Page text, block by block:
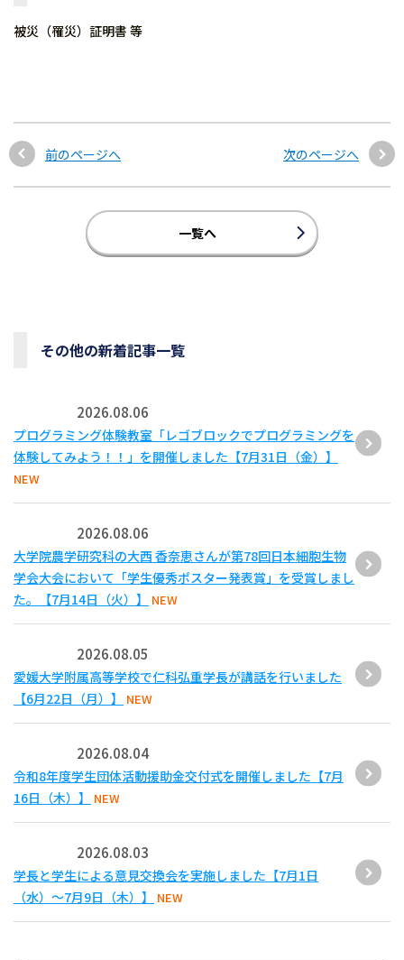
被災（罹災）証明書 等
前のページへ 次のページへ
一覧へ
その他の新着記事一覧
2026.08.06
プログラミング体験教室「レゴブロックでプログラミングを
体験してみよう！！」を開催しました【7月31日（金）】
NEW
2026.08.06
大学院農学研究科の大西 香奈恵さんが第78回日本細胞生物
学会大会において「学生優秀ポスター発表賞」を受賞しまし
た。【7月14日（火）】
NEW
2026.08.05
愛媛大学附属高等学校で仁科弘重学長が講話を行いました
【6月22日（月）】
NEW
2026.08.04
令和8年度学生団体活動援助金交付式を開催しました【7月
16日（木）】
NEW
2026.08.03
学長と学生による意見交換会を実施しました【7月1日
（水）～7月9日（木）】
NEW